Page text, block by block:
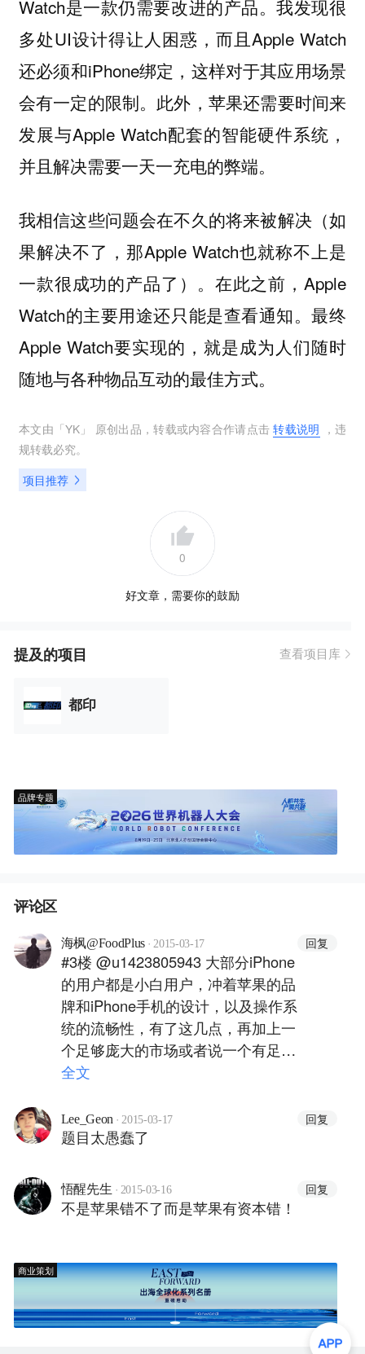
Watch是一款仍需要改进的产品。我发现很
多处UI设计得让人困惑，而且Apple Watch
还必须和iPhone绑定，这样对于其应用场景
会有一定的限制。此外，苹果还需要时间来
发展与Apple Watch配套的智能硬件系统，
并且解决需要一天一充电的弊端。
我相信这些问题会在不久的将来被解决（如
果解决不了，那Apple Watch也就称不上是
一款很成功的产品了）。在此之前，Apple
Watch的主要用途还只能是查看通知。最终
Apple Watch要实现的，就是成为人们随时
随地与各种物品互动的最佳方式。
本文由「YK 」 原创出品，转载或内容合作请点击转载说明 ，违
规转载必究。
项目推荐
0
好文章，需要你的鼓励
提及的项目 查看项目库
都印
品牌专题
评论区
海枫@FoodPlus · 2015-03-17 回复
#3楼 @u1423805943 大部分iPhone
的用户都是小白用户，冲着苹果的品
牌和iPhone手机的设计，以及操作系
统的流畅性，有了这几点，再加上一
个足够庞大的市场或者说一个有足够
潜力的市场。需要注意的是苹果从来
是靠用户体验，先进的技术只是良好
用户体验的一部分。
全文
Lee_Geon · 2015-03-17 回复
题目太愚蠢了
悟醒先生 · 2015-03-16 回复
不是苹果错不了而是苹果有资本错！
商业策划